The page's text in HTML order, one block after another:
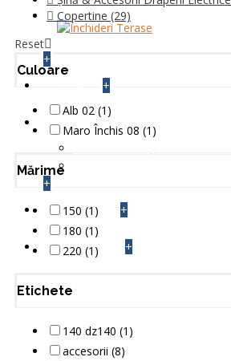
+
+
INFO TEHNIC
+
CONTACT +
FEEDBACK +
Copertine (29)
Reset
Culoare
Alb 02 (1)
Maro Închis 08 (1)
Mărime
150 (1)
180 (1)
220 (1)
Etichete
140 dz140 (1)
accesorii (8)